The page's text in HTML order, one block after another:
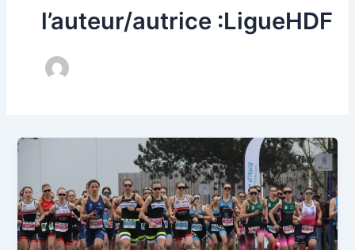
l’auteur/autrice :LigueHDF